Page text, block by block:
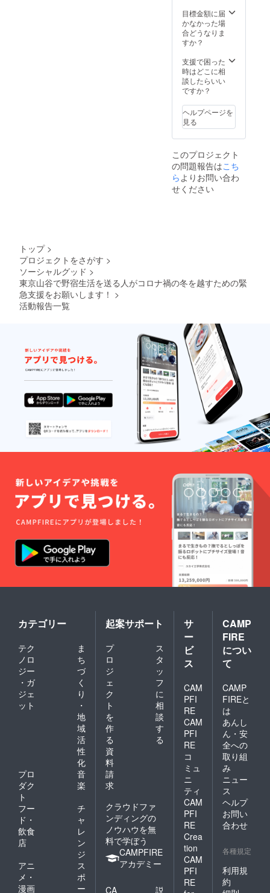
展開を考えております。
（そもそも私個人としては
支援という言葉が上から下
目線の様であまり好きでは
ないのですが、便宜上使用
急支援の活動を経て、また
大きな経験を積んだような
気がしています。このよう
な機会を与えて下さった皆
さんに感謝しつつ、活動を
継続してきます。今後とも
どうぞよろしくお願いいた
義平真心
りますが、これをどういい
方向に持っていけるのか、
いつも考えてしまいます。
隅田川で週に一回ごはん配
いという人がいるので月に
一回巡回看護で隅田川にも
行こう、ということになり
ました。高血圧でもあり最
近頭痛が酷い、家族でくも
というので心配して看護師
さんと一緒にでかけまし
結局お話がちょっとした治
療？のような側面もあって
お話長くなります(笑) 医療
も多いのですが、話をして
くれるようになると信頼関
係が段々出来てきて、何か
ができる手助けができるか
作業をしているんだと思い
ます。そして人柄もさるこ
とながらコミュニケーショ
ン能力が高い看護師平さ
ん、巡回看護で貴重な役割
を果たしてくれています。
平さんをはじめとした理想
を共有する仲間と巡回看
護、継続していくことに
なっていますのでまた別の
場ででもご報告できればと
思います。そして実は本
日、ずっと膝が痛くて治し
たい、病院に連れて行って
くれと治療を決意した人と
現状と
まちづ
くりの
講演ご
招待
（コロ
ナ収束
数に
よって
は密を
避けて
開催し
ます）
目標金額に届
かなかった場
合どうなりま
すか？
支援で困った
時はどこに相
談したらいい
ですか？
ヘルプページを
見る
このプロジェクト
の問題報告はこち
らよりお問い合わ
せください
トップ >
プロジェクトをさがす >
ソーシャルグッド >
東京山谷で野宿生活を送る人がコロナ禍の冬を越すための緊
急支援をお願いします！ >
活動報告一覧
カテゴリー
テク
ノロ
ジー
・ガ
ジェ
ット
ま
ち
づ
く
り
・
地
域
活
性
化
プロ
ダク
ト
音
楽
フー
ド・
飲食
店
チ
ャ
レ
ン
ジ
アニ
メ・
漫画
ス
ポ
ー
起案サポート
プ
ロ
ジ
ェ
ク
ト
を
作
る
ス
タ
ッ
フ
に
相
談
す
る
資
料
請
求
クラウドファ
ンディングの
ノウハウを無
料で学ぼう
CAMPFIRE
アカデミー
CA 説
サ
ー
ビ
ス
CAM
PFI
RE
CAM
PFI
RE
コ
ミュ
ニ
ティ
CAM
PFI
RE
Crea
tion
CAM
PFI
RE
CAMP
FIRE
につい
て
CAMP
FIREと
は
あんし
ん・安
全への
取り組
み
ニュー
ス
ヘルプ
お問い
合わせ
各種規定
利用規
約